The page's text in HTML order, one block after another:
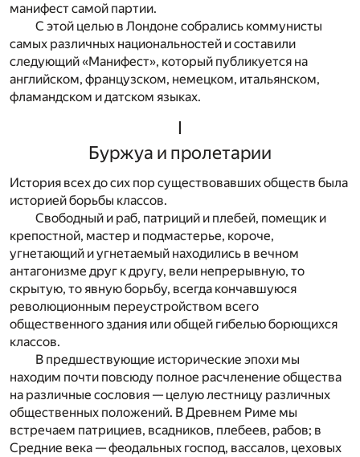
манифест самой партии.
С этой целью в Лондоне собрались коммунисты
самых различных национальностей и составили
следующий «Манифест», который публикуется на
английском, французском, немецком, итальянском,
фламандском и датском языках.
I
Буржуа и пролетарии
История всех до сих пор существовавших обществ была
историей борьбы классов.
Свободный и раб, патриций и плебей, помещик и
крепостной, мастер и подмастерье, короче,
угнетающий и угнетаемый находились в вечном
антагонизме друг к другу, вели непрерывную, то
скрытую, то явную борьбу, всегда кончавшуюся
революционным переустройством всего
общественного здания или общей гибелью борющихся
классов.
В предшествующие исторические эпохи мы
находим почти повсюду полное расчленение общества
на различные сословия — целую лестницу различных
общественных положений. В Древнем Риме мы
встречаем патрициев, всадников, плебеев, рабов; в
Средние века — феодальных господ, вассалов, цеховых